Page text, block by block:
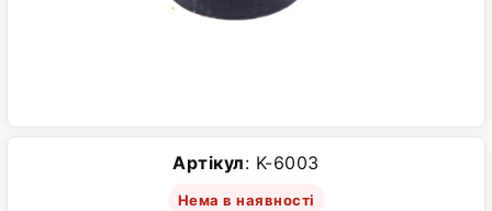
Артікул: K-6003
Нема в наявності